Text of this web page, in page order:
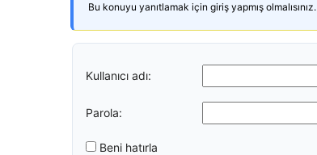
Bu konuyu yanıtlamak için giriş yapmış olmalısınız.
Kullanıcı adı:
Parola:
Beni hatırla